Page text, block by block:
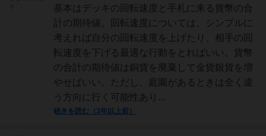
基本はデッキの回転速度と手札に来る貨幣の合
計の期待値。回転速度については、シンプルに
考えれば自分の回転速度を上げたり、相手の回
転速度を下げる最適な行動をとればいい。貨幣
の合計の期待値は銅貨を廃棄して金貨銀貨を増
やせばいい。ただし、庭園があるときは全く違
う方向に行く可能性あり...
続きを読む（3年以上前）